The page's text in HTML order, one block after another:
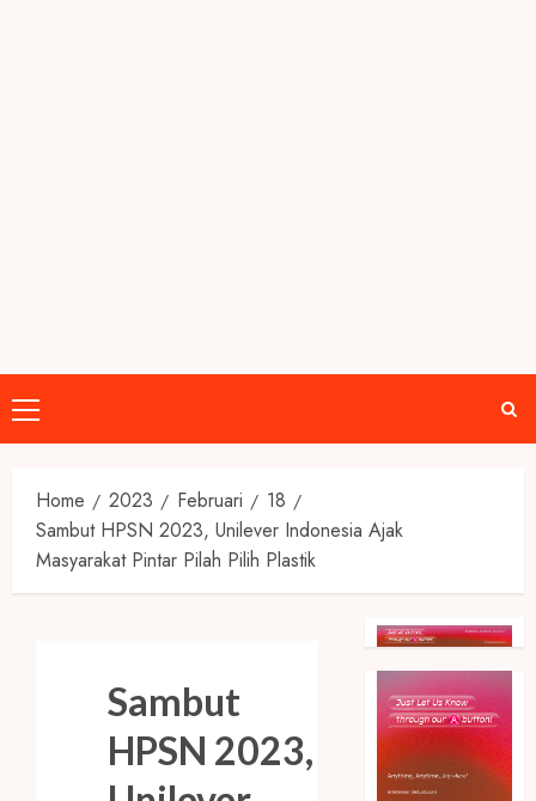
Primary
Menu
Home 2023 Februari
18
Sambut HPSN 2023, Unilever Indonesia Ajak
Masyarakat Pintar Pilah Pilih Plastik
Sambut
HPSN 2023,